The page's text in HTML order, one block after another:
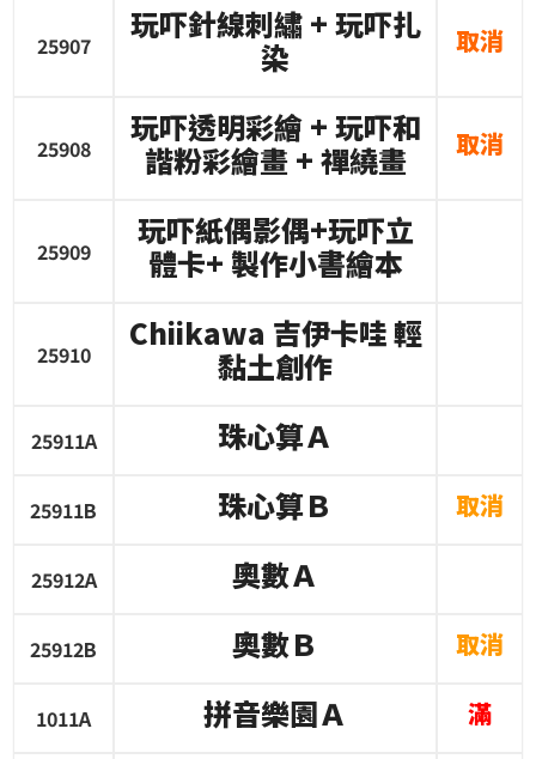
25907
玩吓針線刺繡+ 玩吓扎
染
取消
25908
玩吓透明彩繪+ 玩吓和
諧粉彩繪畫+ 禪繞畫 取消
25909
玩吓紙偶影偶+玩吓立
體卡+ 製作小書繪本
25910
Chiikawa 吉伊卡哇輕
黏土創作
25911A 珠心算Ａ
25911B 珠心算Ｂ 取消
25912A 奧數Ａ
25912B 奧數Ｂ 取消
1011A 拼音樂園Ａ 滿